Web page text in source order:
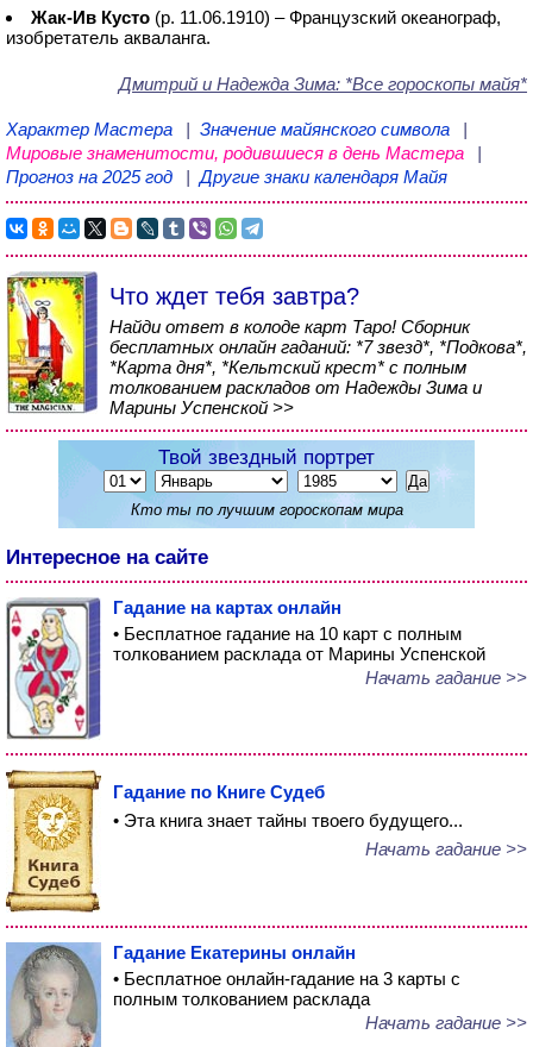
Жак-Ив Кусто (р. 11.06.1910) – Французский океанограф,
изобретатель акваланга.
Дмитрий и Надежда Зима: *Все гороскопы майя*
Характер Мастера | Значение майянского символа
|
Мировые знаменитости, родившиеся в день Мастера
|
Прогноз на 2025 год
|Другие знаки календаря Майя
Что ждет тебя завтра?
Найди ответ в колоде карт Таро! Сборник
бесплатных онлайн гаданий: *7 звезд*, *Подкова*,
*Карта дня*, *Кельтский крест* с полным
толкованием раскладов от Надежды Зима и
Марины Успенской >>
Твой звездный портрет
Кто ты по лучшим гороскопам мира
Интересное на сайте
Гадание на картах онлайн
• Бесплатное гадание на 10 карт с полным
толкованием расклада от Марины Успенской
Начать гадание >>
Гадание по Книге Судеб
• Эта книга знает тайны твоего будущего...
Начать гадание >>
Гадание Екатерины онлайн
• Бесплатное онлайн-гадание на 3 карты с
полным толкованием расклада
Начать гадание >>